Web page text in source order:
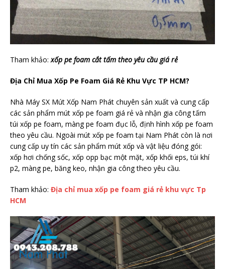
Tham khảo:xốp pe foam cắt tấm theo yêu cầu giá rẻ
Địa Chỉ Mua Xốp Pe Foam Giá Rẻ Khu Vực TP HCM?
Nhà Máy SX Mút Xốp Nam Phát chuyên sản xuất và cung cấp
các sản phẩm mút xốp pe foam giá rẻ và nhận gia công tấm
túi xốp pe foam, màng pe foam đục lỗ, định hình xốp pe foam
theo yêu cầu. Ngoài mút xốp pe foam tại Nam Phát còn là nơi
cung cấp uy tín các sản phẩm mút xốp và vật liệu đóng gói:
xốp hơi chống sốc, xốp opp bạc một mặt, xốp khối eps, túi khí
p2, màng pe, băng keo, nhận gia công theo yêu cầu.
Tham khảo: Địa chỉ mua xốp pe foam giá rẻ khu vực Tp
HCM